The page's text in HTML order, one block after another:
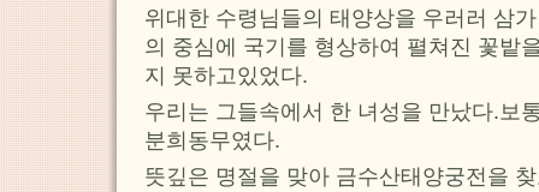
위대한 수령님들의 태양상을 우러러 삼
의 중심에 국기를 형상하여 펼쳐진 꽃밭
지 못하고있었다.
우리는 그들속에서 한 녀성을 만났다.보
분희동무였다.
뜻깊은 명절을 맞아 금수산태양궁전을